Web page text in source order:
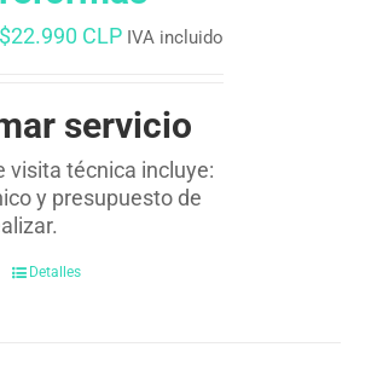
$22.990 CLP IVA incluido
servicio
visita técnica incluye:
y presupuesto de
Detalles